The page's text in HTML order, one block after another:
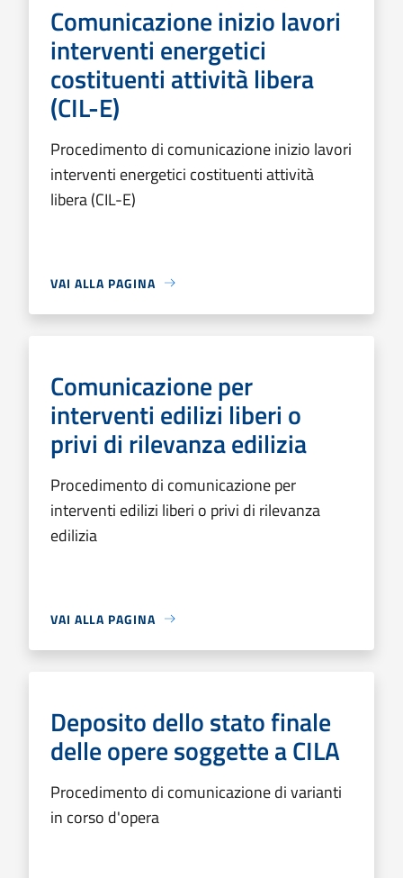
Comunicazione inizio lavori
interventi energetici
costituenti attività libera
(CIL-E)
Procedimento di comunicazione inizio lavori
interventi energetici costituenti attività
libera (CIL-E)
VAI ALLA PAGINA
Comunicazione per
interventi edilizi liberi o
privi di rilevanza edilizia
Procedimento di comunicazione per
interventi edilizi liberi o privi di rilevanza
edilizia
VAI ALLA PAGINA
Deposito dello stato finale
delle opere soggette a CILA
Procedimento di comunicazione di varianti
in corso d'opera